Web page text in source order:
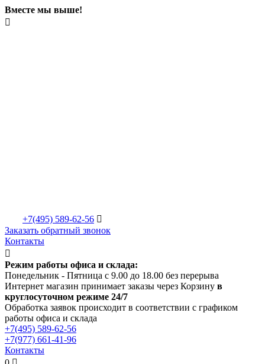
Вместе мы выше!

+7(495) 589-62-56 
Заказать обратный звонок
Контакты

Режим работы офиса и склада:
Понедельник - Пятница с 9.00 до 18.00 без перерыва
Интернет магазин принимает заказы через Корзину в
круглосуточном режиме 24/7
Обработка заявок происходит в соответствии с графиком
работы офиса и склада
+7(495) 589-62-56
+7(977) 661-41-96
Контакты